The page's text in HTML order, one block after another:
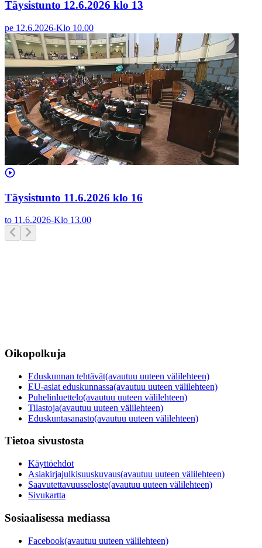
Täysistunto 12.6.2026 klo 13
pe 12.6.2026-Klo 10.00
Täysistunto 11.6.2026 klo 16
to 11.6.2026-Klo 13.00
Oikopolkuja
Eduskunnan tehtävät(avautuu uuteen välilehteen)
EU-asiat eduskunnassa(avautuu uuteen välilehteen)
Puhelinluettelo(avautuu uuteen välilehteen)
Tilastoja(avautuu uuteen välilehteen)
Eduskuntasanasto(avautuu uuteen välilehteen)
Tietoa sivustosta
Käyttöehdot
Asiakirjajulkisuuskuvaus(avautuu uuteen välilehteen)
Saavutettavuusseloste(avautuu uuteen välilehteen)
Sivukartta
Sosiaalisessa mediassa
Facebook(avautuu uuteen välilehteen)